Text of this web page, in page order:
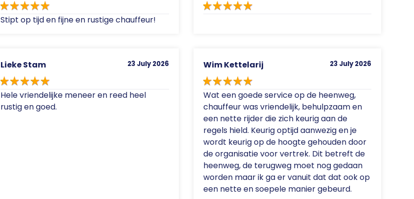
Stipt op tijd en fijne en rustige chauffeur!
Lieke Stam 23 July 2026
Hele vriendelijke meneer en reed heel
rustig en goed.
Wim Kettelarij 23 July 2026
Wat een goede service op de heenweg,
chauffeur was vriendelijk, behulpzaam en
een nette rijder die zich keurig aan de
regels hield. Keurig optijd aanwezig en je
wordt keurig op de hoogte gehouden door
de organisatie voor vertrek. Dit betreft de
heenweg, de terugweg moet nog gedaan
worden maar ik ga er vanuit dat dat ook op
een nette en soepele manier gebeurd.